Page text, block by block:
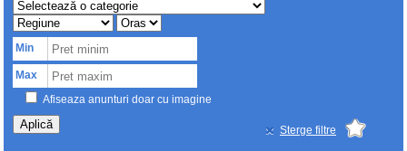
Min
Max
Afiseaza anunturi doar cu imagine
Aplică Sterge filtre